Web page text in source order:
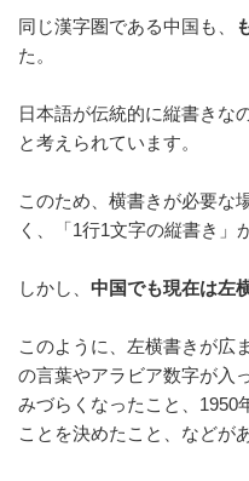
同じ漢字圏である中国も、
た。
日本語が伝統的に縦書きな
と考えられています。
このため、横書きが必要な
く、「1行1文字の縦書き」
しかし、 中国でも現在は左
このように、左横書きが広
の言葉やアラビア数字が入
みづらくなったこと、1950
ことを決めたこと、などが